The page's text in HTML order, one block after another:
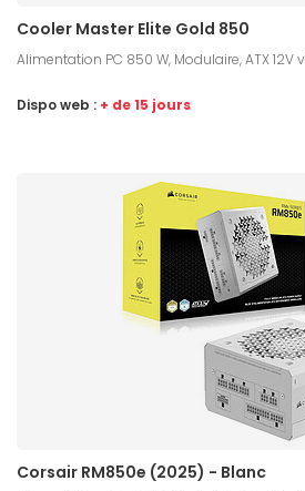
Cooler Master Elite Gold 850
Alimentation PC 850 W, Modulaire, ATX 12V
Dispo web : + de 15 jours
Corsair RM850e (2025) - Blanc